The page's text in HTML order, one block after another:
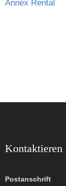
Annex Rental
Kontaktieren
Postanschrift